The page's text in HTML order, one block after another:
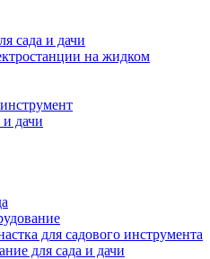
сада и дачи
на жидком
и дачи
для садового инструмента
для сада и дачи